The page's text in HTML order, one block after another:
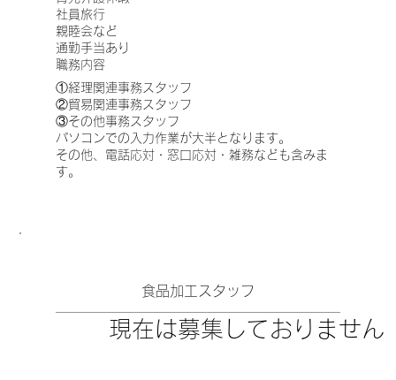
社員旅行
親睦会など
​通勤手当あり
①経理関連事務スタッフ
②貿易関連事務スタッフ
③その他事務スタッフ
パソコンでの入力作業が大半となります。
​その他、電話応対・窓口応対・雑務なども含みま
す。
職務内容
​食品加工スタッフ
現在は募集しておりません